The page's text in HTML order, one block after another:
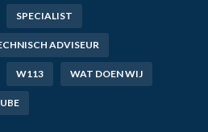
SPECIALIST
ADVISEUR
W113 WAT DOEN WIJ